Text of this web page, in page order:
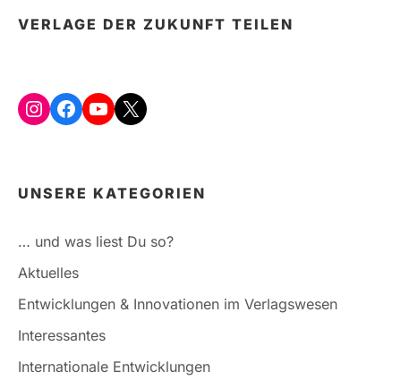
VERLAGE DER ZUKUNFT TEILEN
Instagram
Facebook
YouTube
X
UNSERE KATEGORIEN
… und was liest Du so?
Aktuelles
Entwicklungen & Innovationen im Verlagswesen
Interessantes
Internationale Entwicklungen